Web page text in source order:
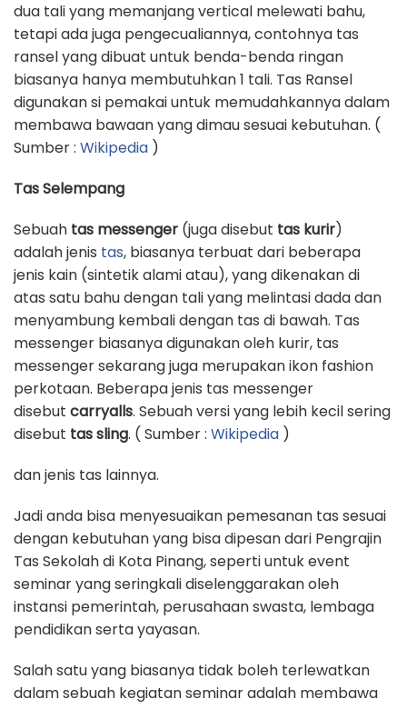
dua tali yang memanjang vertical melewati bahu,
tetapi ada juga pengecualiannya, contohnya tas
ransel yang dibuat untuk benda-benda ringan
biasanya hanya membutuhkan 1 tali. Tas Ransel
digunakan si pemakai untuk memudahkannya dalam
membawa bawaan yang dimau sesuai kebutuhan. (
Sumber : Wikipedia )
Tas Selempang
Sebuah tas messenger (juga disebut tas kurir)
adalah jenis tas, biasanya terbuat dari beberapa
jenis kain (sintetik alami atau), yang dikenakan di
atas satu bahu dengan tali yang melintasi dada dan
menyambung kembali dengan tas di bawah. Tas
messenger biasanya digunakan oleh kurir, tas
messenger sekarang juga merupakan ikon fashion
perkotaan. Beberapa jenis tas messenger
disebut carryalls. Sebuah versi yang lebih kecil sering
disebut tas sling. ( Sumber : Wikipedia )
dan jenis tas lainnya.
Jadi anda bisa menyesuaikan pemesanan tas sesuai
dengan kebutuhan yang bisa dipesan dari Pengrajin
Tas Sekolah di Kota Pinang, seperti untuk event
seminar yang seringkali diselenggarakan oleh
instansi pemerintah, perusahaan swasta, lembaga
pendidikan serta yayasan.
Salah satu yang biasanya tidak boleh terlewatkan
dalam sebuah kegiatan seminar adalah membawa